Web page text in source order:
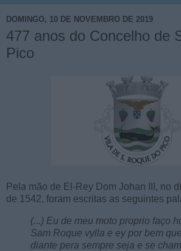
DOMINGO, 10 DE NOVEMBRO DE 2019
477 anos do Concelho de
Pico
Pela mão de El-Rey Dom Johan III, no
de 1542, foram escritas as seguintes
(...) Eu de meu moto proprio faço
Sam Roque vylla e ey por bem
diante pera sempre seja e se